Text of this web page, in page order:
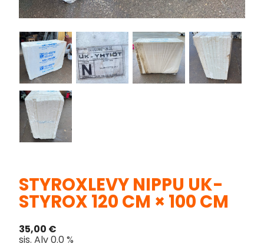
STYROXLEVY NIPPU UK-
STYROX 120 CM × 100 CM
35,00 €
sis. Alv 0.0 %